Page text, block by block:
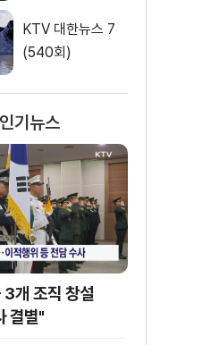
KTV 대한뉴스 7
(540회)
기뉴스
3개 조직 창설
결별"